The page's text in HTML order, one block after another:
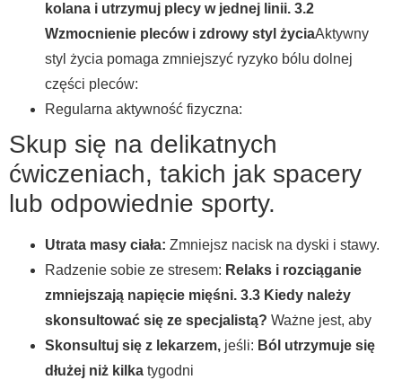
kolana i utrzymuj plecy w jednej linii. 3.2
Wzmocnienie pleców i zdrowy styl życiaAktywny
styl życia pomaga zmniejszyć ryzyko bólu dolnej
części pleców:
Regularna aktywność fizyczna:
Skup się na delikatnych
ćwiczeniach, takich jak spacery
lub odpowiednie sporty.
Utrata masy ciała: Zmniejsz nacisk na dyski i stawy.
Radzenie sobie ze stresem: Relaks i rozciąganie
zmniejszają napięcie mięśni. 3.3 Kiedy należy
skonsultować się ze specjalistą? Ważne jest, aby
Skonsultuj się z lekarzem, jeśli: Ból utrzymuje się
dłużej niż kilka tygodni